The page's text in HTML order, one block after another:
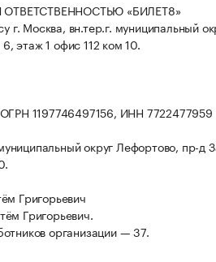
«БИЛЕТ8»
г. Москва, вн.тер.г. муниципальный
этаж 1 офис 112 ком 10.
1197746497156, ИНН
округ Лефортово, пр-д
Григорьевич
Григорьевич.
организации — 37.